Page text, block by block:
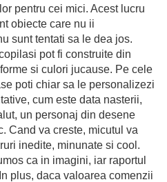
pentru cei mici. Acest lucru
obiecte care nu ii
sunt tentati sa le dea jos.
pot fi construite din
si culori jucause. Pe cele
poti chiar sa le personalizezi
cum este data nasterii,
un personaj din desene
Cand va creste, micutul va
inedite, minunate si cool.
ca in imagini, iar raportul
plus, daca valoarea comenzii